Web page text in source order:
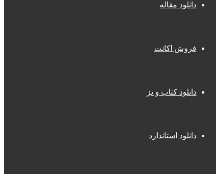
دانلود مقاله
فروش اکانت
دانلود کتاب و تز
دانلود استاندارد